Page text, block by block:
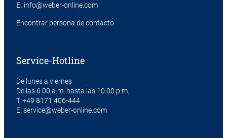
E. info@weber-online.com
Encontrar persona de contacto
Service-Hotline
De lunes a viernes
De las 6.00 a.m. hasta las 10.00 p.m.
T. +49 8171 406-444
E. service@weber-online.com